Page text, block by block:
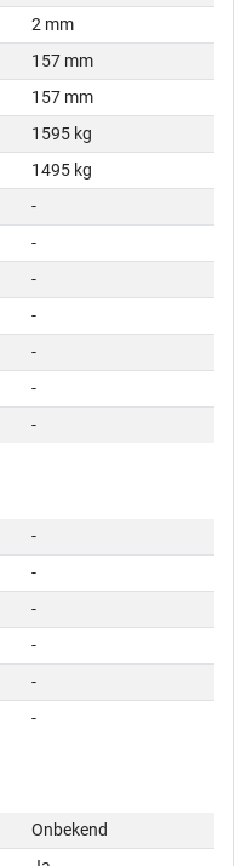
2 mm
157 mm
157 mm
1595 kg
1495 kg
-
-
-
-
-
-
-
-
-
-
-
-
-
Onbekend